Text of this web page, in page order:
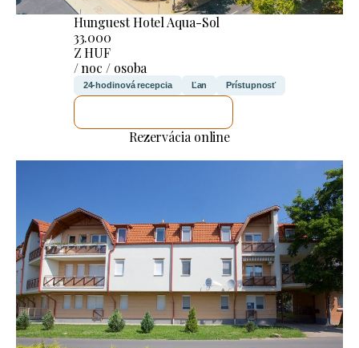
Hunguest Hotel Aqua-Sol
33.000
Z HUF
/ noc / osoba
24-hodinová recepcia Ľan Prístupnosť
Rezervácia online